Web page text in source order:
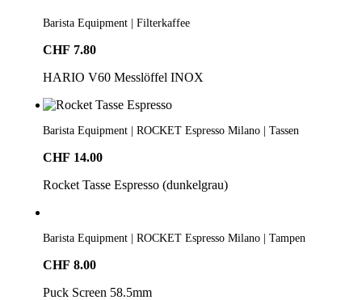
Barista Equipment | Filterkaffee
CHF 7.80
HARIO V60 Messlöffel INOX
Barista Equipment | ROCKET Espresso Milano | Tassen
CHF 14.00
Rocket Tasse Espresso (dunkelgrau)
Barista Equipment | ROCKET Espresso Milano | Tampen
CHF 8.00
Puck Screen 58.5mm